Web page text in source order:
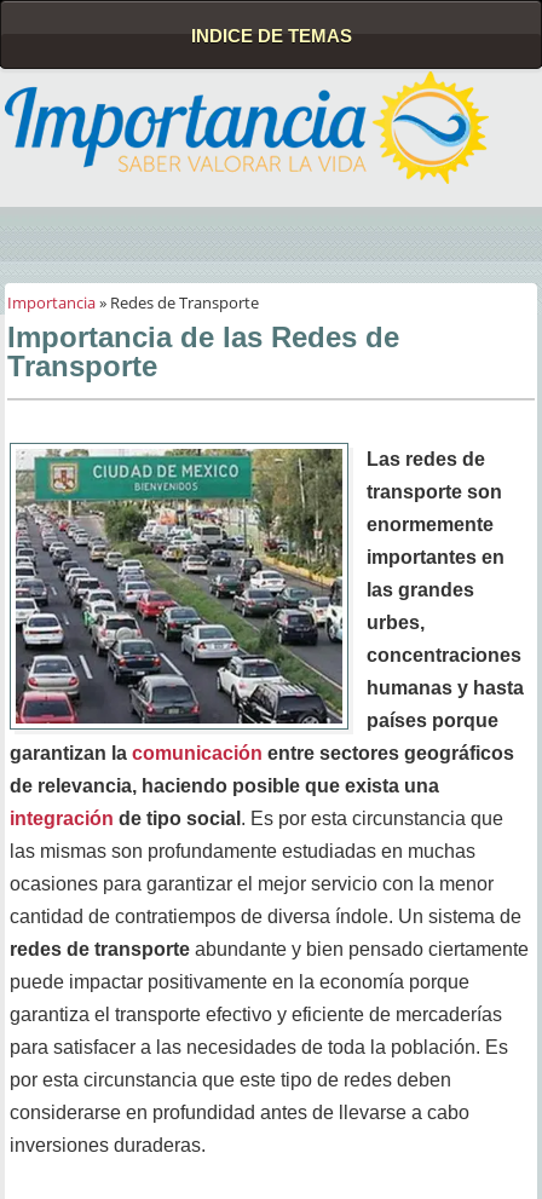
Importancia» Redes de Transporte
Importancia de las Redes de
Transporte
Las redes de
transporte son
enormemente
importantes en
las grandes
urbes,
concentraciones
humanas y hasta
países porque
garantizan la comunicación entre sectores geográficos
de relevancia, haciendo posible que exista una
integración de tipo social . Es por esta circunstancia que
las mismas son profundamente estudiadas en muchas
ocasiones para garantizar el mejor servicio con la menor
cantidad de contratiempos de diversa índole. Un sistema de
redes de transporte abundante y bien pensado ciertamente
puede impactar positivamente en la economía porque
garantiza el transporte efectivo y eficiente de mercaderías
para satisfacer a las necesidades de toda la población. Es
por esta circunstancia que este tipo de redes deben
considerarse en profundidad antes de llevarse a cabo
inversiones duraderas.
INDICE DE TEMAS